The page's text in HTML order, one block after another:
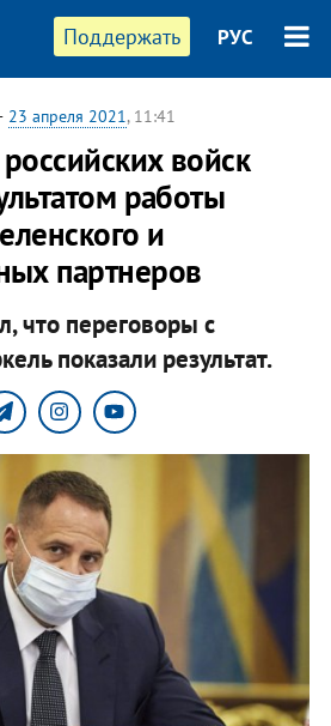
Поддержать РУС
23 апреля 2021, 11:41
войск
работы
и
партнеров
что переговоры с
показали результат.